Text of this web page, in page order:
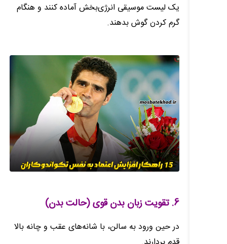
یک لیست موسیقی انرژی‌بخش آماده کنند و هنگام
گرم کردن گوش بدهند.
6. تقویت زبان بدن قوی (حالت بدن)
در حین ورود به سالن، با شانه‌های عقب و چانه بالا